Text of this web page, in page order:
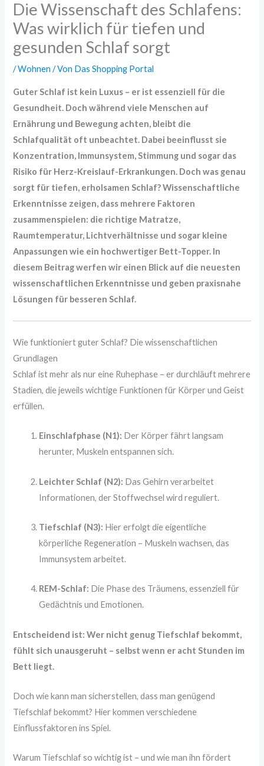
Die Wissenschaft des Schlafens:
Was wirklich für tiefen und
gesunden Schlaf sorgt
/Wohnen / Von Das Shopping Portal
Guter Schlaf ist kein Luxus – er ist essenziell für die
Gesundheit. Doch während viele Menschen auf
Ernährung und Bewegung achten, bleibt die
Schlafqualität oft unbeachtet. Dabei beeinflusst sie
Konzentration, Immunsystem, Stimmung und sogar das
Risiko für Herz-Kreislauf-Erkrankungen. Doch was genau
sorgt für tiefen, erholsamen Schlaf? Wissenschaftliche
Erkenntnisse zeigen, dass mehrere Faktoren
zusammenspielen: die richtige Matratze,
Raumtemperatur, Lichtverhältnisse und sogar kleine
Anpassungen wie ein hochwertiger Bett-Topper. In
diesem Beitrag werfen wir einen Blick auf die neuesten
wissenschaftlichen Erkenntnisse und geben praxisnahe
Lösungen für besseren Schlaf.
Wie funktioniert guter Schlaf? Die wissenschaftlichen
Grundlagen
Schlaf ist mehr als nur eine Ruhephase – er durchläuft mehrere
Stadien, die jeweils wichtige Funktionen für Körper und Geist
erfüllen.
Einschlafphase (N1): Der Körper fährt langsam
herunter, Muskeln entspannen sich.
Leichter Schlaf (N2): Das Gehirn verarbeitet
Informationen, der Stoffwechsel wird reguliert.
Tiefschlaf (N3): Hier erfolgt die eigentliche
körperliche Regeneration – Muskeln wachsen, das
Immunsystem arbeitet.
REM-Schlaf: Die Phase des Träumens, essenziell für
Gedächtnis und Emotionen.
Entscheidend ist: Wer nicht genug Tiefschlaf bekommt,
fühlt sich unausgeruht – selbst wenn er acht Stunden im
Bett liegt.
Doch wie kann man sicherstellen, dass man genügend
Tiefschlaf bekommt? Hier kommen verschiedene
Einflussfaktoren ins Spiel.
Warum Tiefschlaf so wichtig ist – und wie man ihn fördert